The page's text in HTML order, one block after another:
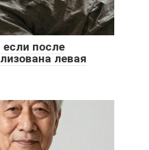
если после
левая